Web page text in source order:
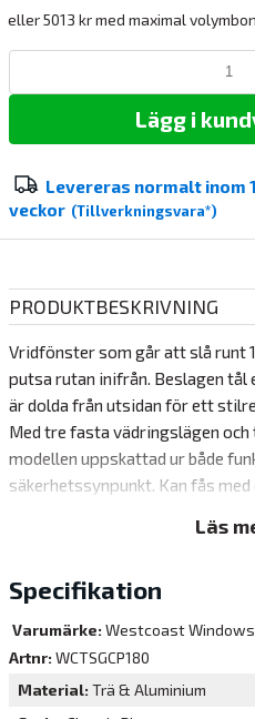
eller 5013 kr med maximal
Lägg i
Levereras normalt inom
veckor (Tillverkningsvara*)
PRODUKTBESKRIVNING
Vridfönster som går att slå runt
putsa rutan inifrån. Beslagen tål
är dolda från utsidan för ett
Med tre fasta vädringslägen
modellen uppskattad ur både
säkerhetssynpunkt. Kan fås
Insida
Insida av kvistfri furu med hög
möbelfinish utan gula
Läs
Specifikation
Varumärke: Westcoast Windows
Artnr: WCTSGCP180
Material Trä & Aluminium